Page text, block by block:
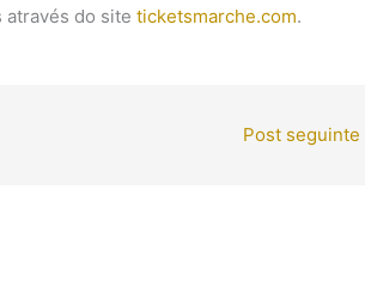
através do site ticketsmarche.com.
Post seguinte